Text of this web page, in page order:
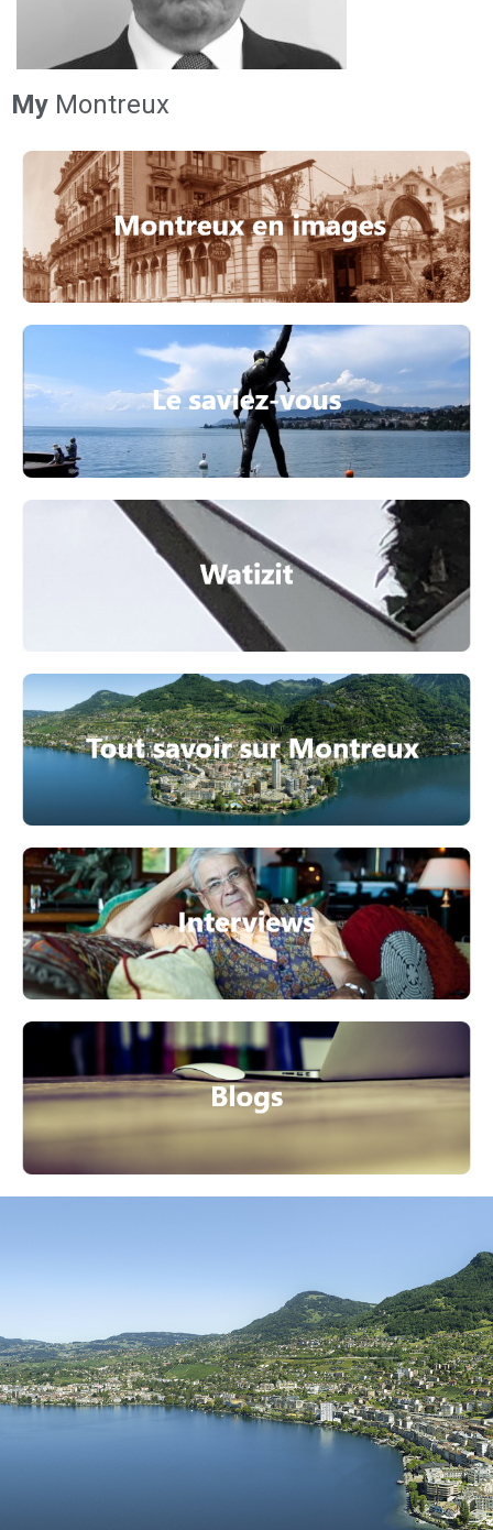
My Montreux